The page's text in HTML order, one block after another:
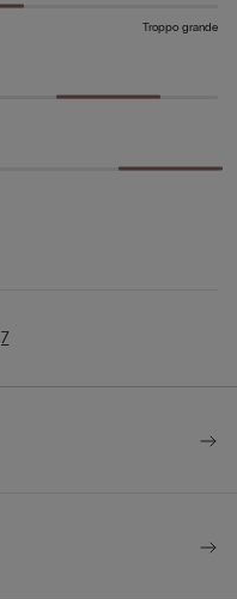
Troppo grande
7